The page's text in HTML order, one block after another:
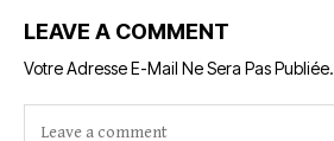
LEAVE A COMMENT
Votre Adresse E-Mail Ne Sera Pas Publiée.